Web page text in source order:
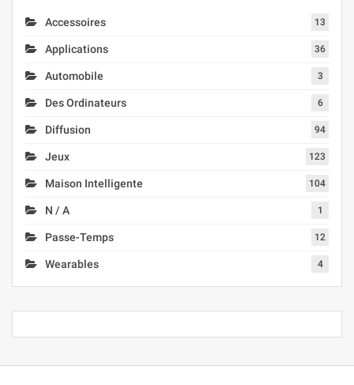
Accessoires 13
Applications 36
Automobile 3
Des Ordinateurs 6
Diffusion 94
Jeux 123
Maison Intelligente 104
N / A 1
Passe-Temps 12
Wearables 4